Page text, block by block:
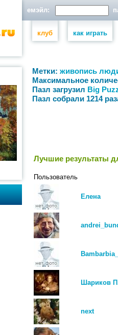
емэйл:
клуб как играть
Метки: живопись
Максимальное
Пазл загрузил Big
Пазл собрали 1214
Лучшие результаты
Пользователь
Елена
Шариков
next